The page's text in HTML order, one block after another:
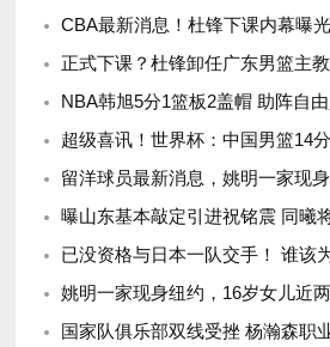
CBA最新消息！杜锋下课内幕曝光，杨毅曝有球员装病
正式下课？杜锋卸任广东男篮主教练，未来
NBA韩旭5分1篮板2盖帽 助阵自
超级喜讯！世界杯：中国男篮14
留洋球员最新消息，姚明一家现身纽约 观看
曝山东基本敲定引进祝铭震 同曦
已没资格与日本一队交手！ 谁该
姚明一家现身纽约，16岁女儿近两米高 叶莉
国家队俱乐部双线受挫 杨瀚森职业